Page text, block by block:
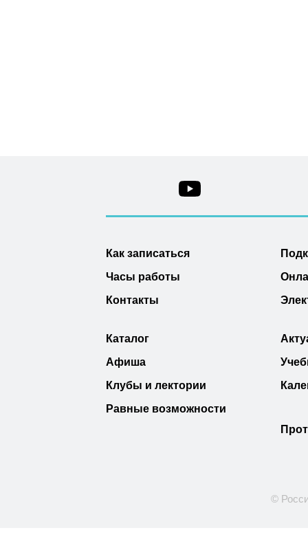
Как записаться
Часы работы
Контакты
Каталог
Афиша
Клубы и лектории
Равные возможности
©